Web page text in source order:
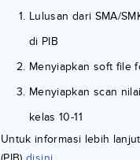
Lulusan dari SMA/
di PIB
Menyiapkan soft file
Menyiapkan scan
kelas 10-11
Untuk informasi lebih